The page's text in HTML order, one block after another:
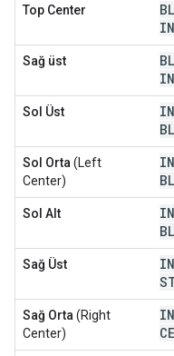
Top Center
Sağ üst
Sol Üst
Sol Orta(Left
Center)
Sol Alt
Sağ Üst
Sağ Orta(Right
Center)